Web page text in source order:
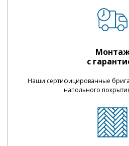
с
Наши сертифицированные
напольного